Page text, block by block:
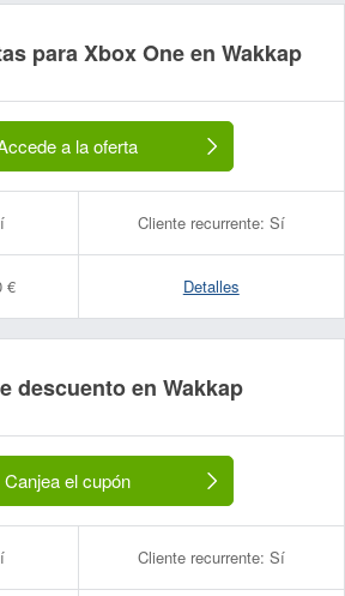
para Xbox One en Wakkap
a la oferta
Cliente recurrente: Sí
€ Detalles
descuento en Wakkap
Canjea el cupón
Cliente recurrente: Sí